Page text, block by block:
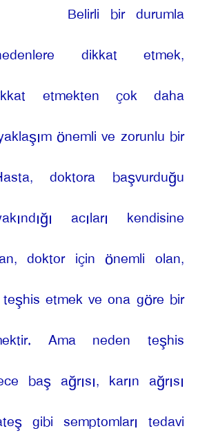
Belirli bir durumla
dikkat etmek,
etmekten çok daha
önemli ve zorunlu bir
doktora başvurduğu
acıları kendisine
doktor için önemli olan,
etmek ve ona göre bir
Ama neden teşhis
baş ağrısı, karın ağrısı
gibi semptomları tedavi